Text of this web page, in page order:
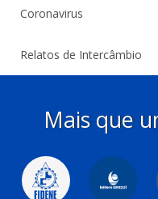
Coronavirus
Relatos de Intercâmbio
Mais que